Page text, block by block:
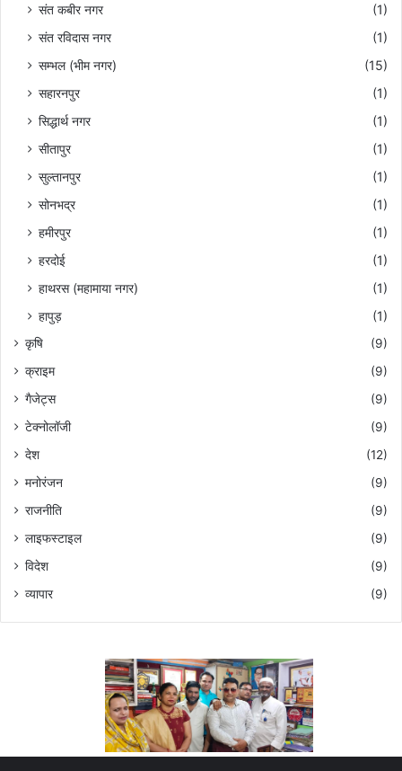
संत कबीर नगर
(1)
संत रविदास नगर
(1)
सम्भल (भीम नगर)
(15)
सहारनपुर
(1)
सिद्धार्थ नगर
(1)
सीतापुर
(1)
सुल्तानपुर
(1)
सोनभद्र
(1)
हमीरपुर
(1)
हरदोई
(1)
हाथरस (महामाया नगर)
(1)
हापुड़
(1)
कृषि
(9)
क्राइम
(9)
गैजेट्स
(9)
टेक्नोलॉजी
(9)
देश
(12)
मनोरंजन
(9)
राजनीति
(9)
लाइफस्टाइल
(9)
विदेश
(9)
व्यापार
(9)